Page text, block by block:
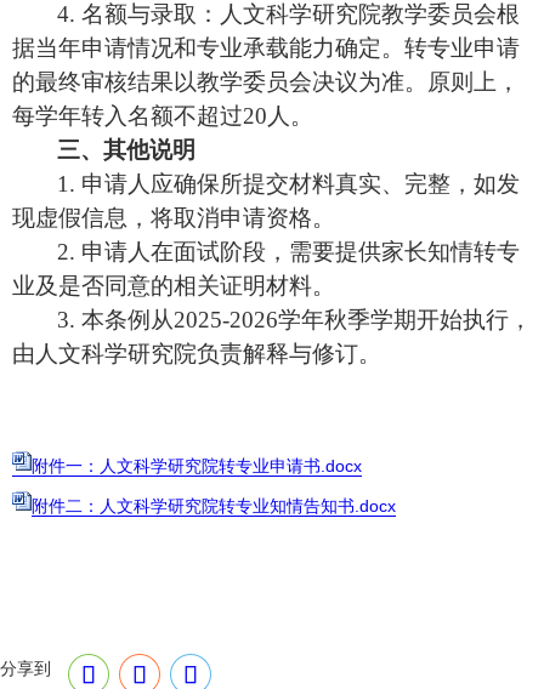
4. 名额与录取：人文科学研究院教学委员会根
据当年申请情况和专业承载能力确定。 转专业申请
的最终审核结果以教学委员会决议为准。原则上，
每学年转入名额不超过20人。
三、其他说明
1. 申请人应确保所提交材料真实、完整，如发
现虚假信息，将取消申请资格。
2. 申请人在面试阶段，需要提供家长知情转专
业及是否同意的相关证明材料。
3. 本条例从2025-2026学年秋季学期开始执行，
由人文科学研究院负责解释与修订。
附件一：人文科学研究院转专业申请书.docx
附件二：人文科学研究院转专业知情告知书.docx
分享到